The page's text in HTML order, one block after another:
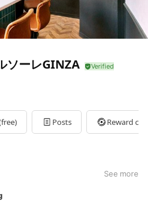
ソーレGINZA
Posts Reward
See more